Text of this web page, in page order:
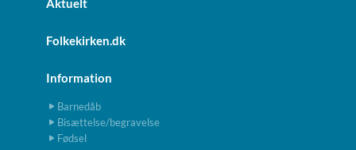
Aktuelt
Folkekirken.dk
Information
Barnedåb
Bisættelse/begravelse
Fødsel